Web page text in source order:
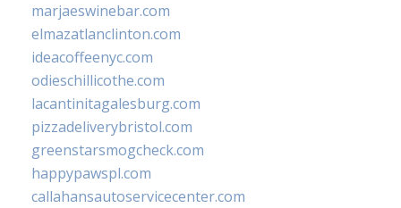
marjaeswinebar.com
elmazatlanclinton.com
ideacoffeenyc.com
odieschillicothe.com
lacantinitagalesburg.com
pizzadeliverybristol.com
greenstarsmogcheck.com
happypawspl.com
callahansautoservicecenter.com